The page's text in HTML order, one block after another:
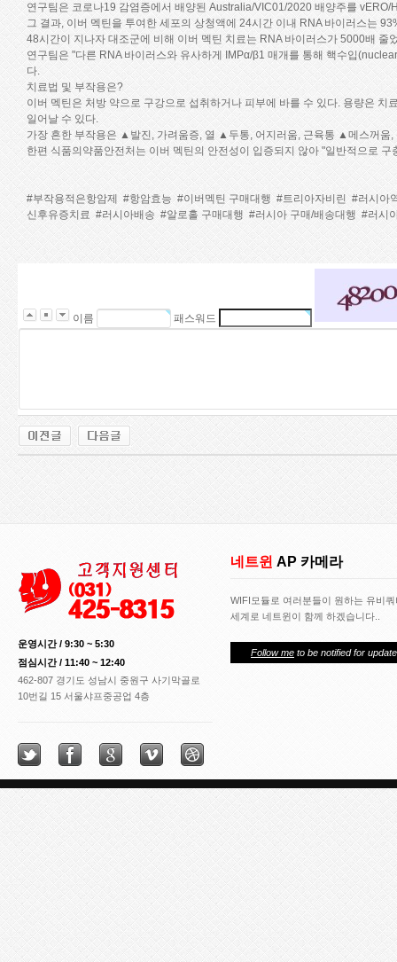
연구팀은 코로나19 감염증에서 배양된 Australia/VIC01/2020 배양주를
그 결과, 이버 멕틴을 투여한 세포의 상청액에 24시간 이내 RNA 바이러스는
48시간이 지나자 대조군에 비해 이버 멕틴 치료는 RNA 바이러스가 5000배
연구팀은 "다른 RNA 바이러스와 유사하게 IMPα/β1 매개를 통해 핵수입
다.
치료법 및 부작용은?
이버 멕틴은 처방 약으로 구강으로 섭취하거나 피부에 바를 수 있다. 용량은
일어날 수 있다.
가장 흔한 부작용은 ▲발진, 가려움증, 열 ▲두통, 어지러움, 근육통 ▲메스꺼움,
한편 식품의약품안전처는 이버 멕틴의 안전성이 입증되지 않아 "일반적으로
#부작용적은항암제 #항암효능 #이버멕틴 구매대행 #트리아자비린 #러시아
신후유증치료 #러시아배송 #알로홀 구매대행 #러시아 구매/배송대행 #러시
이름 패스워드
운영시간 / 9:30 ~ 5:30
점심시간 / 11:40 ~ 12:40
462-807 경기도 성남시 중원구 사기막골로
10번길 15 서울샤프중공업 4층
네트윈 AP 카메라
WIFI모듈로 여러분들이 원하는 유비
세계로 네트윈이 함께 하겠습니다..
Follow me to be notified for